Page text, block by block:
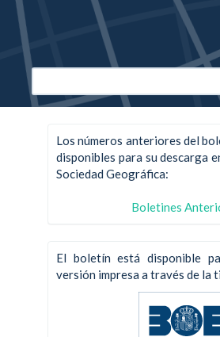
Los números anteriores del
disponibles para su descarga
Sociedad Geográfica:
Boletines
El boletín está disponible
versión impresa a través de la